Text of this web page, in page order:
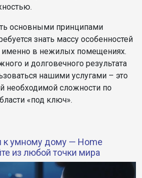
основными принципами
знать массу особенностей
именно в нежилых помещениях.
и долговечного результата
нашими услугами – это
необходимой сложности по
«под ключ».
к умному дому — Home
из любой точки мира